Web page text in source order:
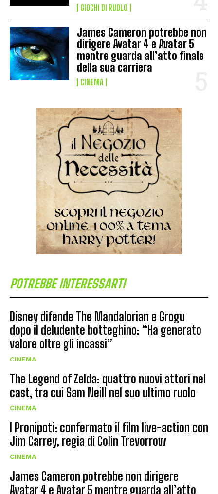
GIOCHI DI RUOLO
James Cameron potrebbe non
dirigere Avatar 4 e Avatar 5
mentre guarda all’atto finale
della sua carriera
CINEMA
POTREBBE INTERESSARTI
Disney difende The Mandalorian e Grogu
dopo il deludente botteghino: “Ha generato
valore oltre gli incassi”
CINEMA
The Legend of Zelda: quattro nuovi attori nel
cast, tra cui Sam Neill nel suo ultimo ruolo
CINEMA
I Pronipoti: confermato il film live-action con
Jim Carrey, regia di Colin Trevorrow
CINEMA
James Cameron potrebbe non dirigere
Avatar 4 e Avatar 5 mentre guarda all’atto